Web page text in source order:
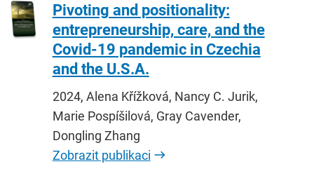
Pivoting and positionality:
entrepreneurship, care, and the
Covid-19 pandemic in Czechia
and the U.S.A.
2024, Alena Křížková, Nancy C. Jurik,
Marie Pospíšilová, Gray Cavender,
Dongling Zhang
Zobrazit publikaci